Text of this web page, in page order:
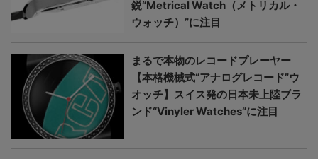
鋭“Metrical Watch（メトリカル・
ウォッチ）”に注目
まるで本物のレコードプレーヤー
【本格機械式“アナログレコード”ウ
オッチ】スイス発の日本未上陸ブラ
ンド“Vinyler Watches”に注目